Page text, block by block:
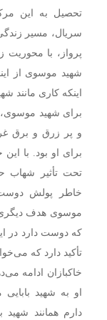
تحصیل به این
سریال، مسیر
پرواز، با محوریت
شهید موسوی از
اینکه کاری مانند
برای شهید موسوی،
و پر زرق و برق
برای او بود. با
تحت تأثیر شهاب
خاطر پولش دوست
موسوی هدف دیگری
که دوست دارد در
تأکید دارد که
خاکبازان ادامه
او به شهید
دارم همانند شهید